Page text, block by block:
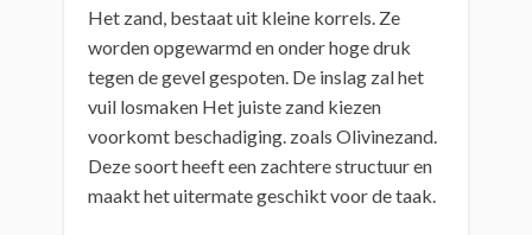
Het zand, bestaat uit kleine korrels. Ze
worden opgewarmd en onder hoge druk
tegen de gevel gespoten. De inslag zal het
vuil losmaken Het juiste zand kiezen
voorkomt beschadiging. zoals Olivinezand.
Deze soort heeft een zachtere structuur en
maakt het uitermate geschikt voor de taak.